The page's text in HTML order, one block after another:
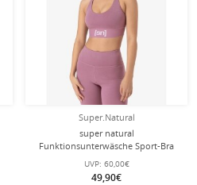
Super.Natural
super natural
Funktionsunterwäsche Sport-Bra
Super Top (angenehmer
Tragekomfort) orchidpink Damen
UVP: 60,00€
49,90€